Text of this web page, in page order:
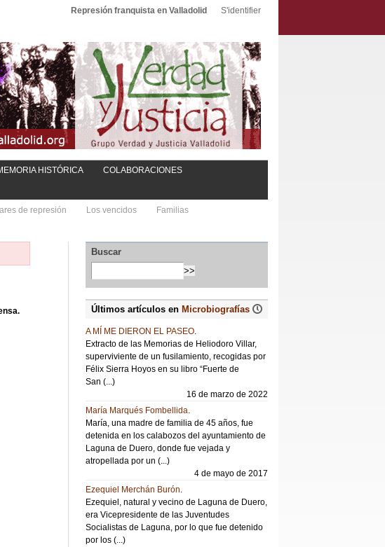
Represión franquista en Valladolid S'identifier
HISTÓRICA
COLABORACIONES
de represión Los vencidos Familias
Buscar
Últimos artículos en Microbiografías
A MÍ ME DIERON EL PASEO.
Extracto de las Memorias de Heliodoro Villar,
superviviente de un fusilamiento, recogidas por
Félix Sierra Hoyos en su libro “Fuerte de
San (...)
16 de marzo de 2022
María Marqués Fombellida.
María, una madre de familia de 45 años, fue
detenida en los calabozos del ayuntamiento de
Laguna de Duero, donde fue vejada y
atropellada por un (...)
4 de mayo de 2017
Ezequiel Merchán Burón.
Ezequiel, natural y vecino de Laguna de Duero,
era Vicepresidente de las Juventudes
Socialistas de Laguna, por lo que fue detenido
por los (...)